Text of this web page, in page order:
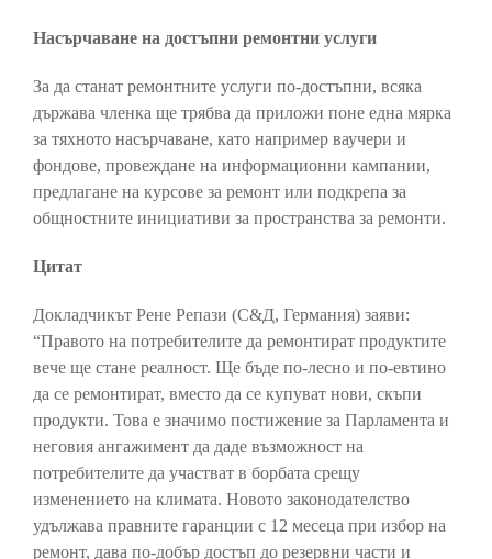
Насърчаване на достъпни ремонтни услуги
За да станат ремонтните услуги по-достъпни, всяка
държава членка ще трябва да приложи поне една мярка
за тяхното насърчаване, като например ваучери и
фондове, провеждане на информационни кампании,
предлагане на курсове за ремонт или подкрепа за
общностните инициативи за пространства за ремонти.
Цитат
Докладчикът Рене Репази (С&Д, Германия) заяви:
“Правото на потребителите да ремонтират продуктите
вече ще стане реалност. Ще бъде по-лесно и по-евтино
да се ремонтират, вместо да се купуват нови, скъпи
продукти. Това е значимо постижение за Парламента и
неговия ангажимент да даде възможност на
потребителите да участват в борбата срещу
изменението на климата. Новото законодателство
удължава правните гаранции с 12 месеца при избор на
ремонт, дава по-добър достъп до резервни части и